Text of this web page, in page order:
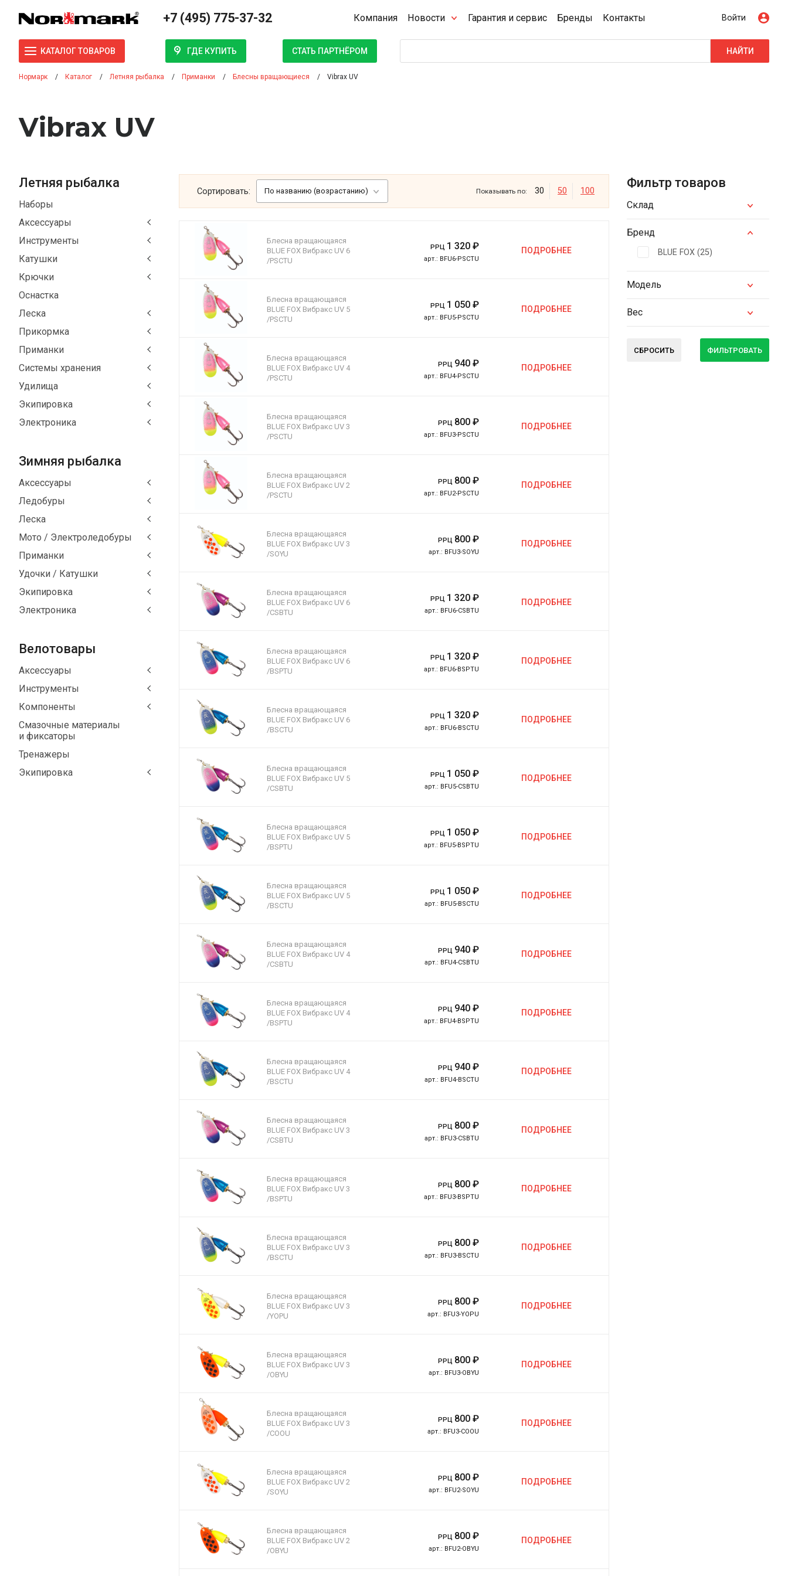
+7 (495) 775-37-32 Компания Новости Гарантия и сервис Бренды Контакты Войти
КАТАЛОГ ТОВАРОВ ГДЕ КУПИТЬ СТАТЬ ПАРТНЁРОМ НАЙТИ
Нормарк Каталог Летняя рыбалка Приманки Блесны вращающиеся Vibrax UV
Vibrax UV
Летняя рыбалка
Наборы
Аксессуары
Инструменты
Катушки
Крючки
Оснастка
Леска
Прикормка
Приманки
Системы хранения
Удилища
Экипировка
Электроника
Зимняя рыбалка
Аксессуары
Ледобуры
Леска
Мото / Электроледобуры
Приманки
Удочки / Катушки
Экипировка
Электроника
Велотовары
Аксессуары
Инструменты
Компоненты
Смазочные материалы
и фиксаторы
Тренажеры
Экипировка
Фильтр товаров
Склад
Бренд
BLUE FOX (25)
Модель
Вес
СБРОСИТЬ ФИЛЬТРОВАТЬ
Сортировать: По названию (возрастанию) Показывать по: 30 50 100
РРЦ 1 320₽
арт.: BFU6-PSCTU
Блесна вращающаяся
BLUE FOX Вибракс UV 6
/PSCTU
ПОДРОБНЕЕ
РРЦ 1 050₽
арт.: BFU5-PSCTU
Блесна вращающаяся
BLUE FOX Вибракс UV 5
/PSCTU
ПОДРОБНЕЕ
РРЦ 940₽
арт.: BFU4-PSCTU
Блесна вращающаяся
BLUE FOX Вибракс UV 4
/PSCTU
ПОДРОБНЕЕ
РРЦ 800₽
арт.: BFU3-PSCTU
Блесна вращающаяся
BLUE FOX Вибракс UV 3
/PSCTU
ПОДРОБНЕЕ
РРЦ 800₽
арт.: BFU2-PSCTU
Блесна вращающаяся
BLUE FOX Вибракс UV 2
/PSCTU
ПОДРОБНЕЕ
РРЦ 800₽
арт.: BFU3-SOYU
Блесна вращающаяся
BLUE FOX Вибракс UV 3
/SOYU
ПОДРОБНЕЕ
РРЦ 1 320₽
арт.: BFU6-CSBTU
Блесна вращающаяся
BLUE FOX Вибракс UV 6
/CSBTU
ПОДРОБНЕЕ
РРЦ 1 320₽
арт.: BFU6-BSPTU
Блесна вращающаяся
BLUE FOX Вибракс UV 6
/BSPTU
ПОДРОБНЕЕ
РРЦ 1 320₽
арт.: BFU6-BSCTU
Блесна вращающаяся
BLUE FOX Вибракс UV 6
/BSCTU
ПОДРОБНЕЕ
РРЦ 1 050₽
арт.: BFU5-CSBTU
Блесна вращающаяся
BLUE FOX Вибракс UV 5
/CSBTU
ПОДРОБНЕЕ
РРЦ 1 050₽
арт.: BFU5-BSPTU
Блесна вращающаяся
BLUE FOX Вибракс UV 5
/BSPTU
ПОДРОБНЕЕ
РРЦ 1 050₽
арт.: BFU5-BSCTU
Блесна вращающаяся
BLUE FOX Вибракс UV 5
/BSCTU
ПОДРОБНЕЕ
РРЦ 940₽
арт.: BFU4-CSBTU
Блесна вращающаяся
BLUE FOX Вибракс UV 4
/CSBTU
ПОДРОБНЕЕ
РРЦ 940₽
арт.: BFU4-BSPTU
Блесна вращающаяся
BLUE FOX Вибракс UV 4
/BSPTU
ПОДРОБНЕЕ
РРЦ 940₽
арт.: BFU4-BSCTU
Блесна вращающаяся
BLUE FOX Вибракс UV 4
/BSCTU
ПОДРОБНЕЕ
РРЦ 800₽
арт.: BFU3-CSBTU
Блесна вращающаяся
BLUE FOX Вибракс UV 3
/CSBTU
ПОДРОБНЕЕ
РРЦ 800₽
арт.: BFU3-BSPTU
Блесна вращающаяся
BLUE FOX Вибракс UV 3
/BSPTU
ПОДРОБНЕЕ
РРЦ 800₽
арт.: BFU3-BSCTU
Блесна вращающаяся
BLUE FOX Вибракс UV 3
/BSCTU
ПОДРОБНЕЕ
РРЦ 800₽
арт.: BFU3-YOPU
Блесна вращающаяся
BLUE FOX Вибракс UV 3
/YOPU
ПОДРОБНЕЕ
РРЦ 800₽
арт.: BFU3-OBYU
Блесна вращающаяся
BLUE FOX Вибракс UV 3
/OBYU
ПОДРОБНЕЕ
РРЦ 800₽
арт.: BFU3-COOU
Блесна вращающаяся
BLUE FOX Вибракс UV 3
/COOU
ПОДРОБНЕЕ
РРЦ 800₽
арт.: BFU2-SOYU
Блесна вращающаяся
BLUE FOX Вибракс UV 2
/SOYU
ПОДРОБНЕЕ
РРЦ 800₽
арт.: BFU2-OBYU
Блесна вращающаяся
BLUE FOX Вибракс UV 2
/OBYU
ПОДРОБНЕЕ